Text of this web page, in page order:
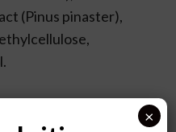
(Pinus pinaster),
bij een maaltijd met×